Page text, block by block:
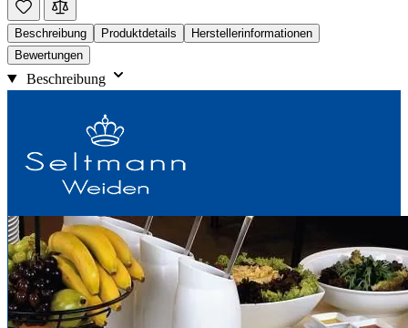
Beschreibung Produktdetails
Herstellerinformationen
Bewertungen
Beschreibung